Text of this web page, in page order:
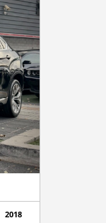
2018